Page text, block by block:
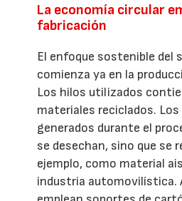
La economía circular
fabricación
El enfoque sostenible del
comienza ya en la
Los hilos utilizados
materiales reciclados.
generados durante el
se desechan, sino que se
ejemplo, como material
industria automovilística.